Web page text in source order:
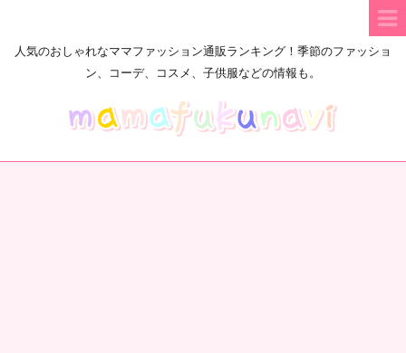
人気のおしゃれなママファッション通販ランキング！季節のファッショ
ン、コーデ、コスメ、子供服などの情報も。